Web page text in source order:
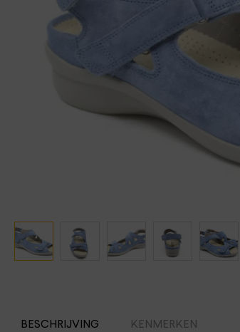
Meindl
BESCHRIJVING KENMERKEN